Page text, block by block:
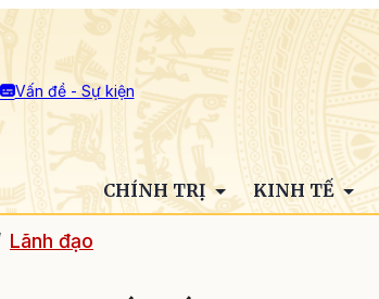
Vấn đề - Sự kiện
CHÍNH TRỊ KINH TẾ
Lãnh đạo